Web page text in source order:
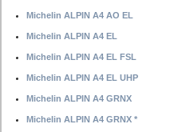
Michelin ALPIN A4 AO EL
Michelin ALPIN A4 EL
Michelin ALPIN A4 EL FSL
Michelin ALPIN A4 EL UHP
Michelin ALPIN A4 GRNX
Michelin ALPIN A4 GRNX *